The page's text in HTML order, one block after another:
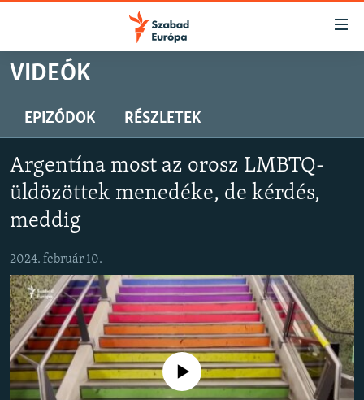
Akadálymentes
Ugrás
oldalra
tartalomjegyzékre
AKTUÁLIS
VIDEÓK
ELEMZŐ
SZABADON
TÁRSADALOM
DEMOKRÁCIA
A PÉNZ NYOMÁBAN
EURÓPAI UNIÓ
VIDEÓK
EPIZÓDOK RÉSZLETEK
Argentína most az orosz LMBTQ-
üldözöttek menedéke, de kérdés,
meddig
2024. február 10.
Jelenleg nincs elérhető tartalom